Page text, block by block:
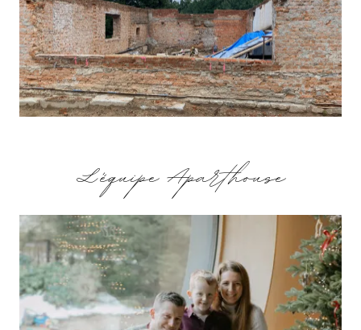
L'équipe Aparthouse